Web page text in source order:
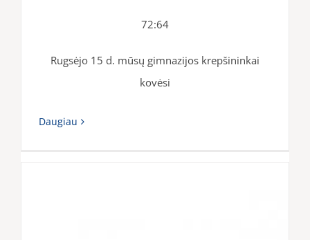
72:64
Rugsėjo 15 d. mūsų gimnazijos krepšininkai
kovėsi
Daugiau